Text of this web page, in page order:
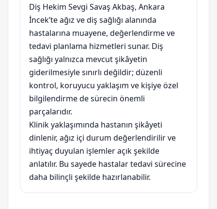
Diş Hekim Sevgi Savaş Akbaş, Ankara
İncek’te ağız ve diş sağlığı alanında
hastalarına muayene, değerlendirme ve
tedavi planlama hizmetleri sunar. Diş
sağlığı yalnızca mevcut şikâyetin
giderilmesiyle sınırlı değildir; düzenli
kontrol, koruyucu yaklaşım ve kişiye özel
bilgilendirme de sürecin önemli
parçalarıdır.
Klinik yaklaşımında hastanın şikâyeti
dinlenir, ağız içi durum değerlendirilir ve
ihtiyaç duyulan işlemler açık şekilde
anlatılır. Bu sayede hastalar tedavi sürecine
daha bilinçli şekilde hazırlanabilir.